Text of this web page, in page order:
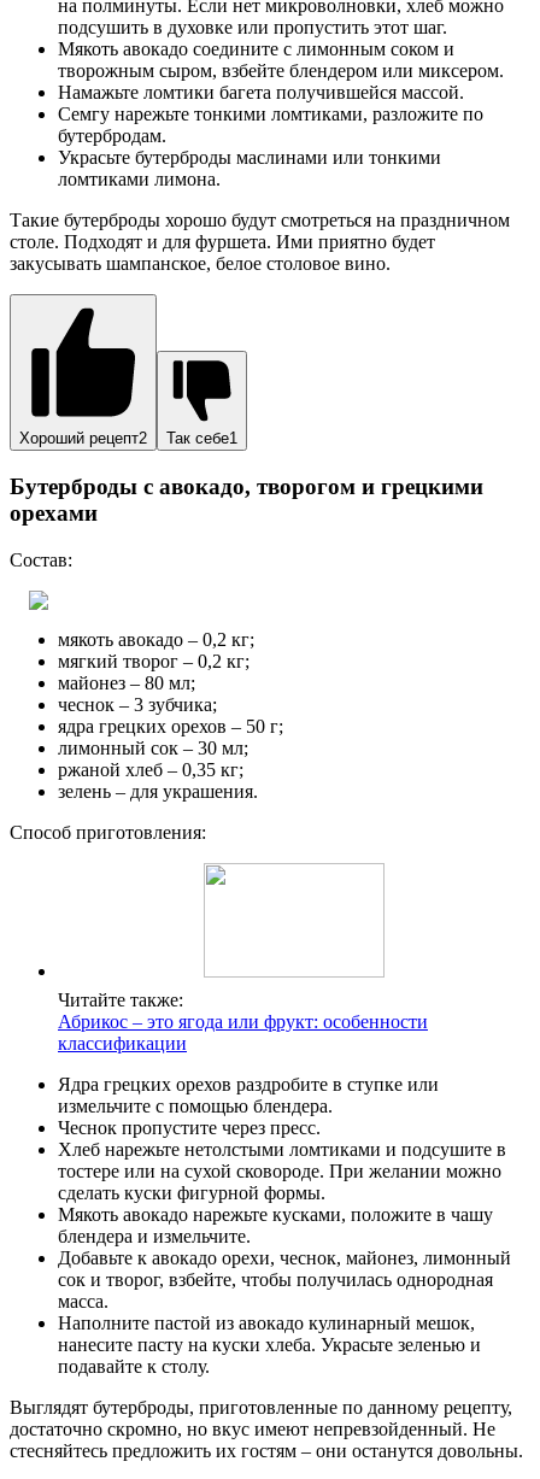
на полминуты. Если нет микроволновки, хлеб можно
подсушить в духовке или пропустить этот шаг.
Мякоть авокадо соедините с лимонным соком и
творожным сыром, взбейте блендером или миксером.
Намажьте ломтики багета получившейся массой.
Семгу нарежьте тонкими ломтиками, разложите по
бутербродам.
Украсьте бутерброды маслинами или тонкими
ломтиками лимона.
Такие бутерброды хорошо будут смотреться на праздничном
столе. Подходят и для фуршета. Ими приятно будет
закусывать шампанское, белое столовое вино.
Хороший рецепт2 Так себе1
Бутерброды с авокадо, творогом и грецкими
орехами
Состав:
мякоть авокадо – 0,2 кг;
мягкий творог – 0,2 кг;
майонез – 80 мл;
чеснок – 3 зубчика;
ядра грецких орехов – 50 г;
лимонный сок – 30 мл;
ржаной хлеб – 0,35 кг;
зелень – для украшения.
Способ приготовления:
Читайте также:
Абрикос – это ягода или фрукт: особенности
классификации
Ядра грецких орехов раздробите в ступке или
измельчите с помощью блендера.
Чеснок пропустите через пресс.
Хлеб нарежьте нетолстыми ломтиками и подсушите в
тостере или на сухой сковороде. При желании можно
сделать куски фигурной формы.
Мякоть авокадо нарежьте кусками, положите в чашу
блендера и измельчите.
Добавьте к авокадо орехи, чеснок, майонез, лимонный
сок и творог, взбейте, чтобы получилась однородная
масса.
Наполните пастой из авокадо кулинарный мешок,
нанесите пасту на куски хлеба. Украсьте зеленью и
подавайте к столу.
Выглядят бутерброды, приготовленные по данному рецепту,
достаточно скромно, но вкус имеют непревзойденный. Не
стесняйтесь предложить их гостям – они останутся довольны.